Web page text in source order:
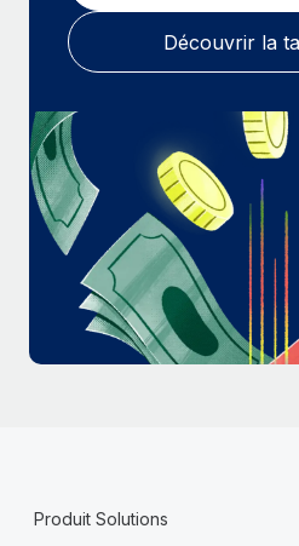
En savoir plus
Découvrir la
Produit Solutions